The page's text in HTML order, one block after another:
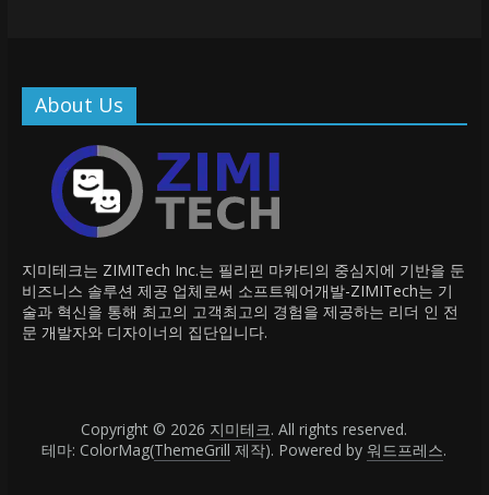
About Us
지미테크는 ZIMITech Inc.는 필리핀 마카티의 중심지에 기반을 둔
비즈니스 솔루션 제공 업체로써 소프트웨어개발-ZIMITech는 기
술과 혁신을 통해 최고의 고객최고의 경험을 제공하는 리더 인 전
문 개발자와 디자이너의 집단입니다.
Copyright © 2026 지미테크. All rights reserved.
테마: ColorMag(ThemeGrill 제작). Powered by워드프레스.